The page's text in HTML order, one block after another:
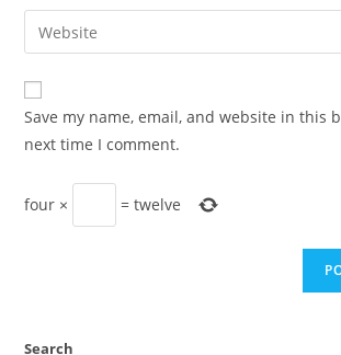
comment
email
address
comment
Enter
your
website
URL
(optional)
Save my name, email, and website in this
next time I comment.
four × =twelve
Search